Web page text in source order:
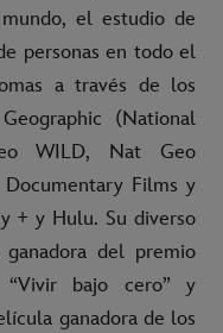
el estudio de
personas en todo el
a través de los
(National
WILD, Nat Geo
Films y
+ y Hulu. Su diverso
del premio
“Vivir bajo cero” y
ganadora de los